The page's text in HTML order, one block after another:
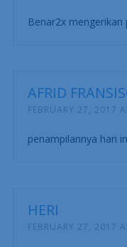
Benar2x mengerikan
AFRID
FEBRUARY 27, 2017
penampilannya hari
HERI
FEBRUARY 27, 2017